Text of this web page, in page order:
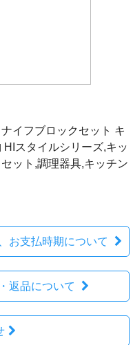
イフブロックセット キ
スタイルシリーズ,キッ
ット,調理器具,キッチン
お支払時期について
返品について